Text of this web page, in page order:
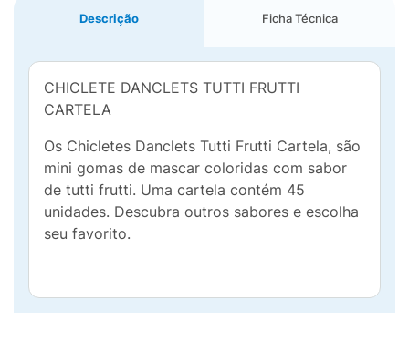
Descrição Ficha Técnica
CHICLETE DANCLETS TUTTI FRUTTI
CARTELA
Os Chicletes Danclets Tutti Frutti Cartela, são
mini gomas de mascar coloridas com sabor
de tutti frutti. Uma cartela contém 45
unidades. Descubra outros sabores e escolha
seu favorito.